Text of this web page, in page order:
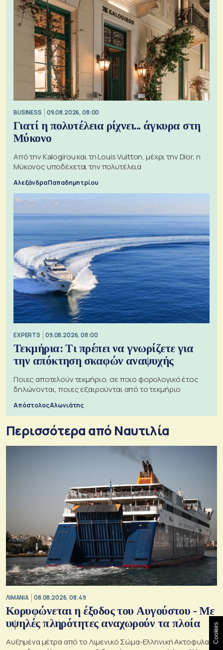
BUSINESS 09.08.2026, 08:00
Γιατί η πολυτέλεια ρίχνει... άγκυρα στη
Μύκονο
Από την Kalogirou και τη Louis Vuitton, μέχρι την Dior, η
Μύκονος υποδέχεται την πολυτέλεια
Αλεξάνδρα Παπαδημητρίου
EXPERTS 09.08.2026, 08:00
Τεκμήρια: Τι πρέπει να γνωρίζετε για
την απόκτηση σκαφών αναψυχής
Ποιες αποτελούν τεκμήριο, σε ποιο φορολογικό έτος
δηλώνονται, ποιες εξαιρούνται από το τεκμήριο
Απόστολος Αλωνιάτης
Περισσότερα από Ναυτιλία
ΛΙΜΑΝΙΑ 08.08.2026, 08:49
Κορυφώνεται η έξοδος του Αυγούστου - Με
υψηλές πληρότητες αναχωρούν τα πλοία
Αυξημένα μέτρα από το Λιμενικό Σώμα-Ελληνική Ακτοφυλακή
Cookies